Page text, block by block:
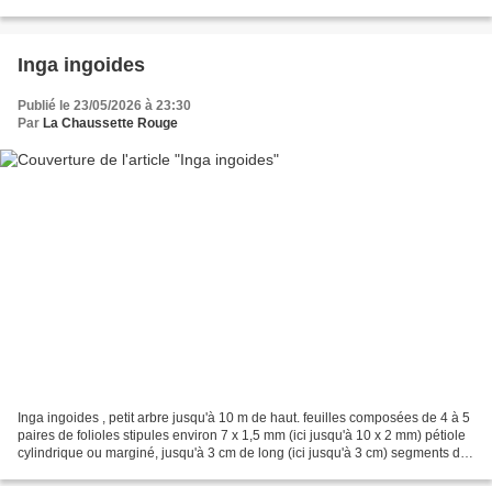
Inga ingoides
Publié le 23/05/2026 à 23:30
Par La Chaussette Rouge
Inga ingoides , petit arbre jusqu'à 10 m de haut. feuilles composées de 4 à 5
paires de folioles stipules environ 7 x 1,5 mm (ici jusqu'à 10 x 2 mm) pétiole
cylindrique ou marginé, jusqu'à 3 cm de long (ici jusqu'à 3 cm) segments du